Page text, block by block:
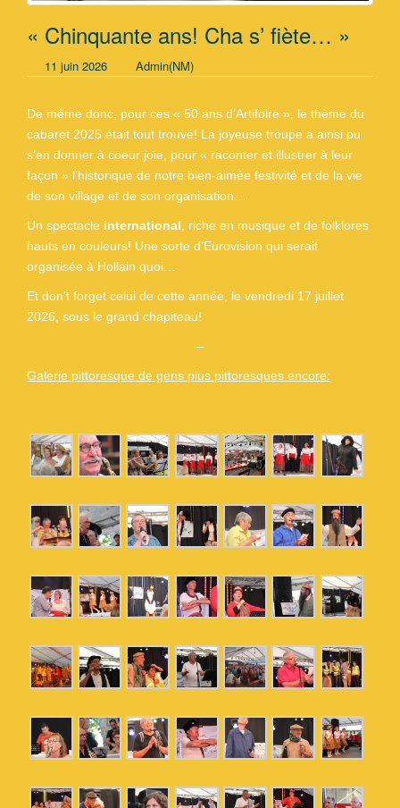
« Chinquante ans! Cha s’ fiète… »
11 juin 2026 Admin(NM)
De même donc, pour ces « 50 ans d’Artifoire », le thème du
cabaret 2025 était tout trouvé! La joyeuse troupe a ainsi pu
s’en donner à coeur joie, pour « raconter et illustrer à leur
façon » l’historique de notre bien-aimée festivité et de la vie
de son village et de son organisation…
Un spectacle international, riche en musique et de folklores
hauts en couleurs! Une sorte d’Eurovision qui serait
organisée à Hollain quoi…
Et don’t forget celui de cette année, le vendredi 17 juillet
2026, sous le grand chapiteau!
–
Galerie pittoresque de gens plus pittoresques encore: